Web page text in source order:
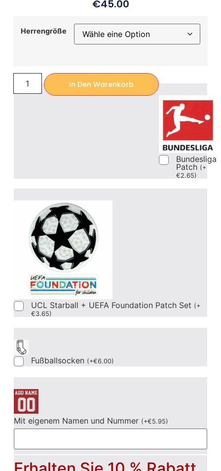
€45.00
Herrengröße
In Den Warenkorb
Bundesliga
Patch (+
€2.65)
UCL Starball + UEFA Foundation Patch Set (+
€3.65)
Fußballsocken (+€6.00)
Mit eigenem Namen und Nummer (+€5.95)